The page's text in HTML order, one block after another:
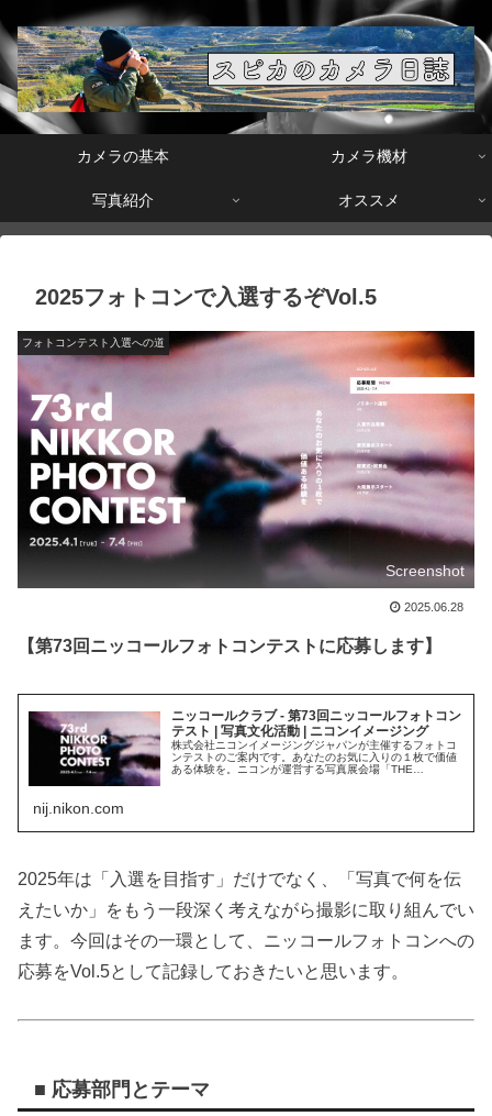
カメラの基本 カメラ機材
写真紹介 オススメ
2025フォトコンで入選するぞVol.5
フォトコンテスト入選への道
Screenshot
2025.06.28
【第73回ニッコールフォトコンテストに応募します】
ニッコールクラブ - 第73回ニッコールフォトコン
テスト | 写真文化活動 | ニコンイメージング
株式会社ニコンイメージングジャパンが主催するフォトコ
ンテストのご案内です。あなたのお気に入りの１枚で価値
ある体験を。ニコンが運営する写真展会場「THE
nij.nikon.com
2025年は「入選を目指す」だけでなく、「写真で何を伝
えたいか」をもう一段深く考えながら撮影に取り組んでい
ます。今回はその一環として、ニッコールフォトコンへの
応募をVol.5として記録しておきたいと思います。
■ 応募部門とテーマ